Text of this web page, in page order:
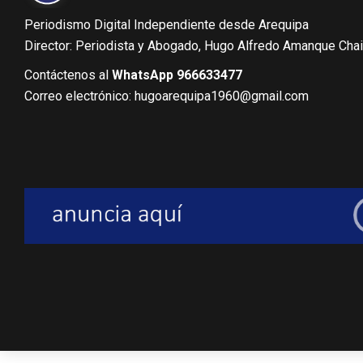
Periodismo Digital Independiente desde Arequipa
Director: Periodista y Abogado, Hugo Alfredo Amanque
Contáctenos al WhatsApp 966633477
Correo electrónico: hugoarequipa1960@gmail.com